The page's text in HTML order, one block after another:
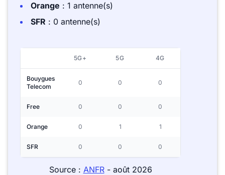
Orange : 1 antenne(s)
SFR : 0 antenne(s)
5G+ 5G 4G
Bouygues
Telecom
0 0 0
Free 0 0 0
Orange 0 1 1
SFR 0 0 0
Source : ANFR- août 2026